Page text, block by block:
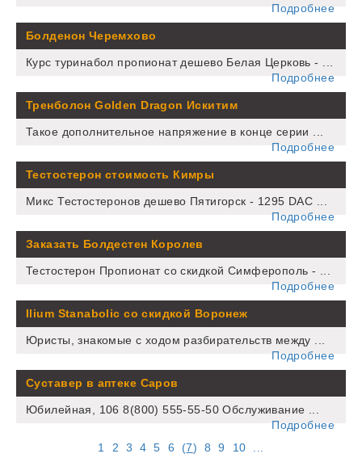
Подробнее
Болденон Черемхово
Курс туринабол пропионат дешево Белая Церковь - ...
Подробнее
Тренболон Golden Dragon Искитим
Такое дополнительное напряжение в конце серии ...
Подробнее
Тестостерон стоимость Кимры
Микс Тестостеронов дешево Пятигорск - 1295 DAC ...
Подробнее
Заказать Болдестен Королев
Тестостерон Пропионат со скидкой Симферополь - ...
Подробнее
Ilium Stanabolic со скидкой Воронеж
Юристы, знакомые с ходом разбирательств между ...
Подробнее
Суставер в аптеке Саров
Юбилейная, 106 8(800) 555-55-50 Обслуживание ...
Подробнее
1
2 3 4 5 6 (7) 8 9 10